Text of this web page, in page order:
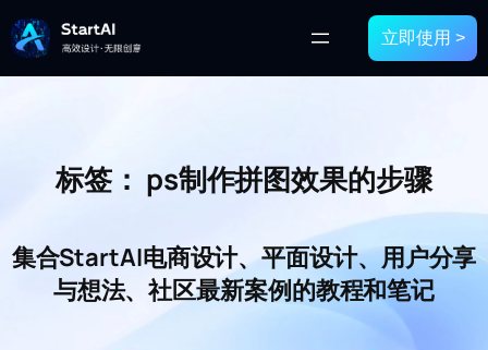
立即使用 >
标签： ps制作拼图效果的步骤
集合StartAI电商设计、平面设计、用户分享
与想法、社区最新案例的教程和笔记